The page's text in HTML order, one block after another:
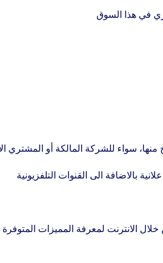
في هذا السوق
سواء للشركة المالكة أو المشتري
بالاضافة الى القنوات التلفزيونية
الانترنت لمعرفة المميزات المتوفرة